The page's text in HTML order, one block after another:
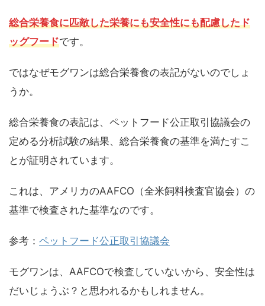
総合栄養食に匹敵した栄養にも安全性にも配慮したド
ッグフードです。
ではなぜモグワンは総合栄養食の表記がないのでしょ
うか。
総合栄養食の表記は、ペットフード公正取引協議会の
定める分析試験の結果、総合栄養食の基準を満たすこ
とが証明されています。
これは、アメリカのAAFCO（全米飼料検査官協会）の
基準で検査された基準なのです。
参考： ペットフード公正取引協議会
モグワンは、AAFCOで検査していないから、安全性は
だいじょうぶ？と思われるかもしれません。